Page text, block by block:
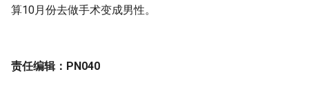
算10月份去做手术变成男性。
责任编辑：PN040